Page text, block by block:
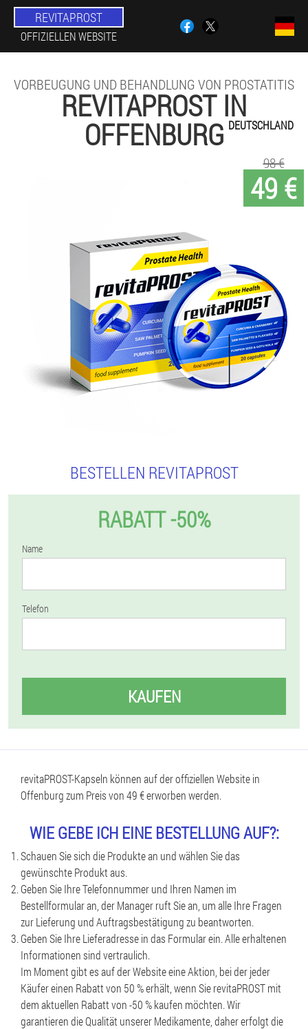
REVITAPROST
OFFIZIELLEN WEBSITE
VORBEUGUNG UND BEHANDLUNG VON PROSTATITIS
REVITAPROST IN
OFFENBURG DEUTSCHLAND
49 €
98 €
BESTELLEN REVITAPROST
RABATT -50%
Name
Telefon
KAUFEN
revitaPROST-Kapseln können auf der offiziellen Website in
Offenburg zum Preis von 49 € erworben werden.
WIE GEBE ICH EINE BESTELLUNG AUF?:
Schauen Sie sich die Produkte an und wählen Sie das
gewünschte Produkt aus.
Geben Sie Ihre Telefonnummer und Ihren Namen im
Bestellformular an, der Manager ruft Sie an, um alle Ihre Fragen
zur Lieferung und Auftragsbestätigung zu beantworten.
Geben Sie Ihre Lieferadresse in das Formular ein. Alle erhaltenen
Informationen sind vertraulich.
Im Moment gibt es auf der Website eine Aktion, bei der jeder
Käufer einen Rabatt von 50 % erhält, wenn Sie revitaPROST mit
dem aktuellen Rabatt von -50 % kaufen möchten. Wir
garantieren die Qualität unserer Medikamente, daher erfolgt die